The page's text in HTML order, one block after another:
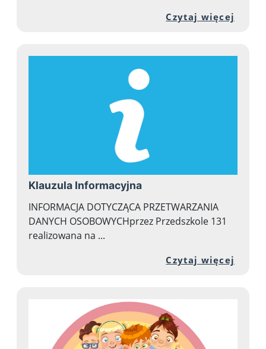
Czytaj więcej
Klauzula Informacyjna
INFORMACJA DOTYCZĄCA PRZETWARZANIA
DANYCH OSOBOWYCHprzez Przedszkole 131
realizowana na ...
Czytaj więcej